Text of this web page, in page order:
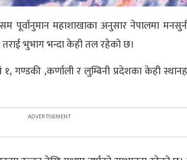
पूर्वानुमान महाशाखाका अनुसार नेपालमा
भुभाग भन्दा केही तल रहेको छ।
गण्डकी ,कर्णाली र लुम्बिनी प्रदेशका केही